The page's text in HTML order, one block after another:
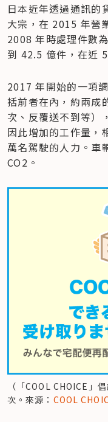
日本近年透過通訊的
大宗，在 2015 年營
2008 年時處理件數
到 42.5 億件，在近
2017 年開始的一項
括前者在內，約兩成
次、反覆送不到等）
因此增加的工作量，
萬名駕駛的人力。車
CO2。
（「COOL CHOICE」
次。來源： COOL